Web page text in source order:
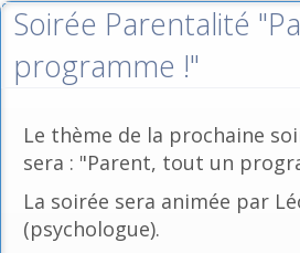
Soirée Parentalité
programme !"
Le thème de la prochaine
sera : "Parent, tout un
La soirée sera animée par
(psychologue).